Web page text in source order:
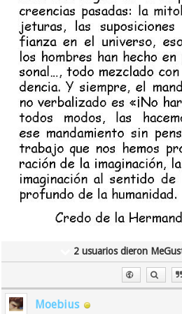
2 usuarios dieron
Moebius